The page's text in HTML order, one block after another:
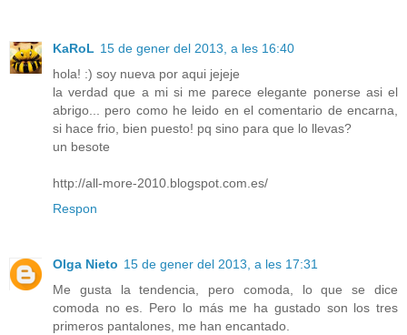
KaRoL 15 de gener del 2013, a les 16:40
hola! :) soy nueva por aqui jejeje
la verdad que a mi si me parece elegante ponerse asi el
abrigo... pero como he leido en el comentario de encarna,
si hace frio, bien puesto! pq sino para que lo llevas?
un besote
http://all-more-2010.blogspot.com.es/
Respon
Olga Nieto 15 de gener del 2013, a les 17:31
Me gusta la tendencia, pero comoda, lo que se dice
comoda no es. Pero lo más me ha gustado son los tres
primeros pantalones, me han encantado.